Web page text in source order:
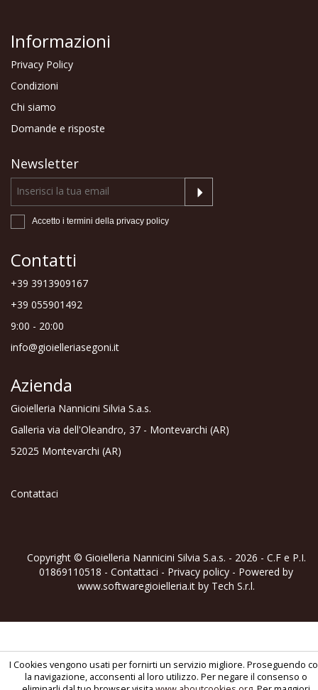
Informazioni
Privacy Policy
Condizioni
Chi siamo
Domande e risposte
Newsletter
Accetto i termini della privacy policy
Contatti
+39 3913909167
+39 055901492
9:00 - 20:00
info@gioielleriasegoni.it
Azienda
Gioielleria Nannicini Silvia S.a.s.
Galleria via dell'Oleandro, 37 - Montevarchi (AR)
52025 Montevarchi (AR)
Contattaci
Copyright © Gioielleria Nannicini Silvia S.a.s. - 2026 - C.F e P.I.
01869110518 - Contattaci - Privacy policy - Powered by
www.softwaregioielleria.it by Tech S.r.l.
I Cookies vengono usati per fornirti un servizio migliore. Proseguendo
la navigazione, acconsenti al loro utilizzo. Per negare il consenso o